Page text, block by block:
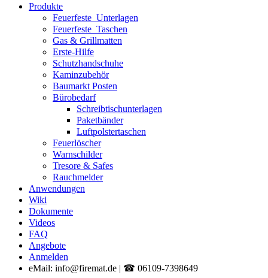
Produkte
Feuerfeste_Unterlagen
Feuerfeste_Taschen
Gas & Grillmatten
Erste-Hilfe
Schutzhandschuhe
Kaminzubehör
Baumarkt Posten
Bürobedarf
Schreibtischunterlagen
Paketbänder
Luftpolstertaschen
Feuerlöscher
Warnschilder
Tresore & Safes
Rauchmelder
Anwendungen
Wiki
Dokumente
Videos
FAQ
Angebote
Anmelden
eMail: info@firemat.de | ☎ 06109-7398649